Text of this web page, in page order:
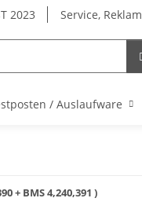
2023 Service,
/ Auslaufware
+ BMS 4,240,391 )